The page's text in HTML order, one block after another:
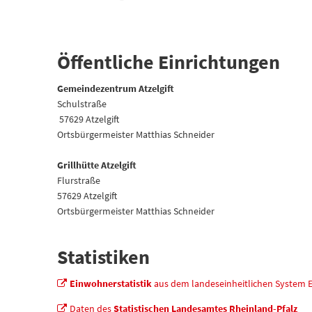
Öffentliche Einrichtungen
Gemeindezentrum Atzelgift
Schulstraße
57629 Atzelgift
Ortsbürgermeister Matthias Schneider
Grillhütte Atzelgift
Flurstraße
57629 Atzelgift
Ortsbürgermeister Matthias Schneider
Statistiken
Einwohnerstatistikaus dem landeseinheitlichen System
Daten desStatistischen Landesamtes Rheinland-Pfalz